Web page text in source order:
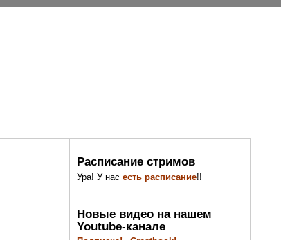
Расписание стримов
Ура! У насесть расписание!!
Новые видео на нашем
Youtube-канале